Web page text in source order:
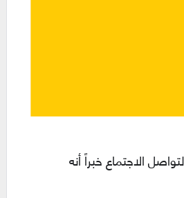
الاجتماع خبراً أنه